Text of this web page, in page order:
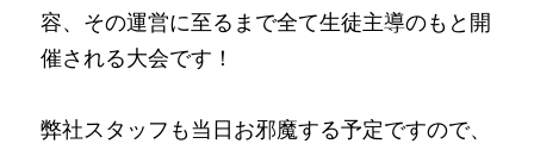
容、その運営に至るまで全て生徒主導のもと開
催される大会です！
弊社スタッフも当日お邪魔する予定ですので、